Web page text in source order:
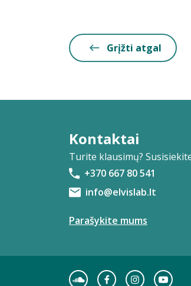
Grįžti atgal
Kontaktai
Turite klausimų?
+370 667 80 541
info@elvislab.lt
Parašykite mums